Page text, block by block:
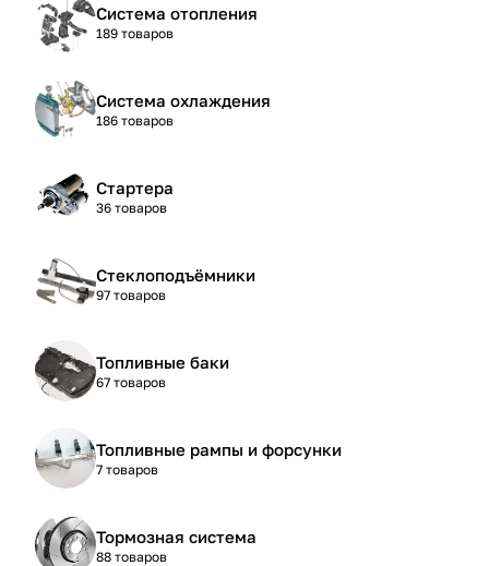
Система отопления
189 товаров
Система охлаждения
186 товаров
Стартера
36 товаров
Стеклоподъёмники
97 товаров
Топливные баки
67 товаров
Топливные рампы и форсунки
7 товаров
Тормозная система
88 товаров